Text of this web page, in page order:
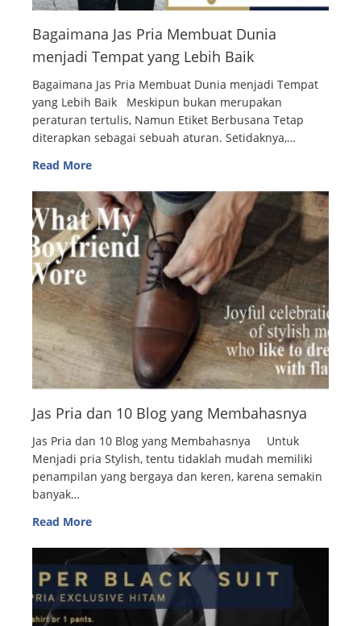
Bagaimana Jas Pria Membuat Dunia
menjadi Tempat yang Lebih Baik
Bagaimana Jas Pria Membuat Dunia menjadi Tempat
yang Lebih Baik Meskipun bukan merupakan
peraturan tertulis, Namun Etiket Berbusana Tetap
diterapkan sebagai sebuah aturan. Setidaknya,…
Read More
Jas Pria dan 10 Blog yang Membahasnya
Jas Pria dan 10 Blog yang Membahasnya Untuk
Menjadi pria Stylish, tentu tidaklah mudah memiliki
penampilan yang bergaya dan keren, karena semakin
banyak…
Read More